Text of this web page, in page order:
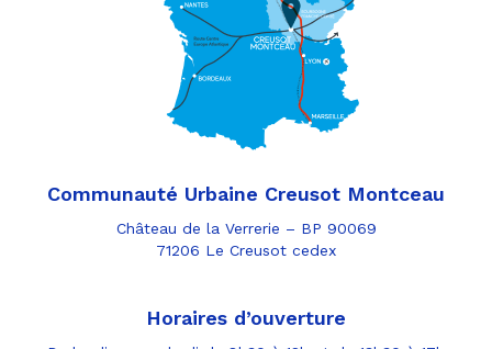
Communauté Urbaine Creusot Montceau
Château de la Verrerie – BP 90069
71206 Le Creusot cedex
Horaires d’ouverture